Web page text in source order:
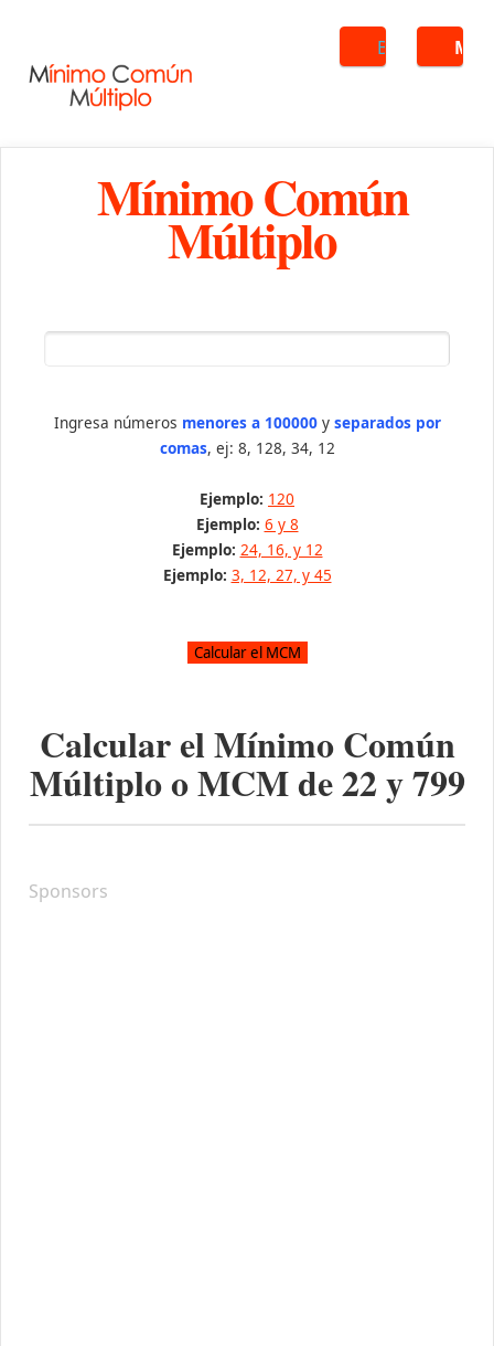
Buscar
Mínimo Común
Múltiplo
Ingresa números menores a 100000y separados por
comas, ej: 8, 128, 34, 12
Ejemplo: 120
Ejemplo: 6 y 8
Ejemplo: 24, 16, y 12
Ejemplo: 3, 12, 27, y 45
Calcular el Mínimo Común
Múltiplo o MCM de22y799
Sponsors